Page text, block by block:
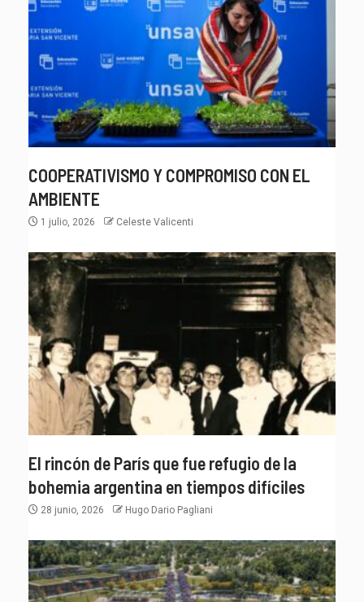
COOPERATIVISMO Y COMPROMISO CON EL
AMBIENTE
1 julio, 2026 Celeste Valicenti
El rincón de París que fue refugio de la
bohemia argentina en tiempos difíciles
28 junio, 2026 Hugo Dario Pagliani